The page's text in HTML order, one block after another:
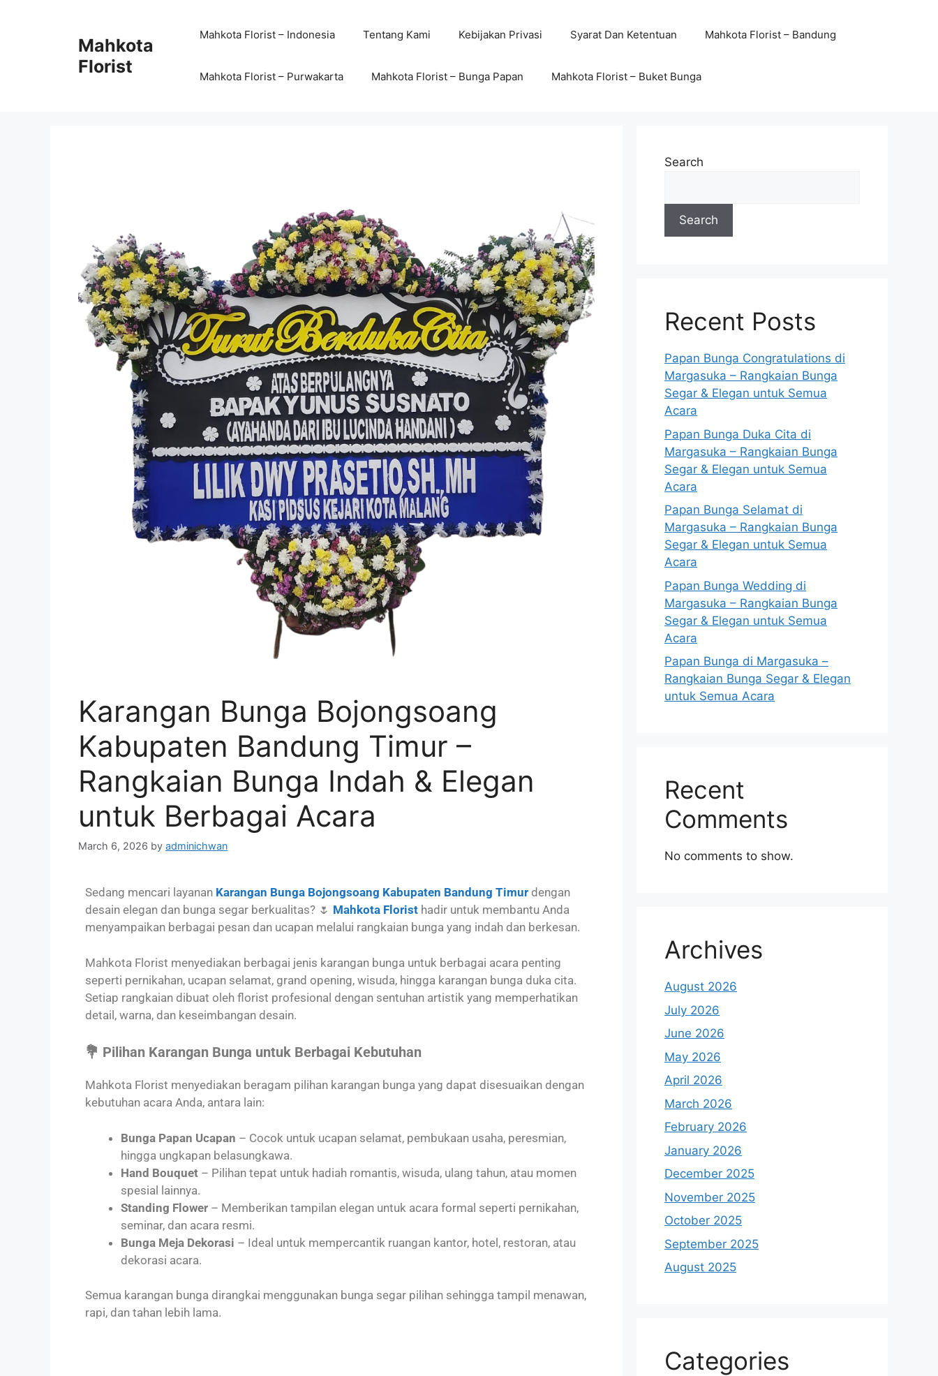
Mahkota
Florist
Mahkota Florist – Indonesia Tentang Kami Kebijakan Privasi Syarat Dan Ketentuan Mahkota Florist – Bandung
Mahkota Florist – Purwakarta Mahkota Florist – Bunga Papan Mahkota Florist – Buket Bunga
Karangan Bunga Bojongsoang
Kabupaten Bandung Timur –
Rangkaian Bunga Indah & Elegan
untuk Berbagai Acara
March 6, 2026 by adminichwan
Sedang mencari layanan Karangan Bunga Bojongsoang Kabupaten Bandung Timur dengan
desain elegan dan bunga segar berkualitas? 🌷 Mahkota Florist hadir untuk membantu Anda
menyampaikan berbagai pesan dan ucapan melalui rangkaian bunga yang indah dan berkesan.
Mahkota Florist menyediakan berbagai jenis karangan bunga untuk berbagai acara penting
seperti pernikahan, ucapan selamat, grand opening, wisuda, hingga karangan bunga duka cita.
Setiap rangkaian dibuat oleh florist profesional dengan sentuhan artistik yang memperhatikan
detail, warna, dan keseimbangan desain.
💐 Pilihan Karangan Bunga untuk Berbagai Kebutuhan
Mahkota Florist menyediakan beragam pilihan karangan bunga yang dapat disesuaikan dengan
kebutuhan acara Anda, antara lain:
Bunga Papan Ucapan – Cocok untuk ucapan selamat, pembukaan usaha, peresmian,
hingga ungkapan belasungkawa.
Hand Bouquet – Pilihan tepat untuk hadiah romantis, wisuda, ulang tahun, atau momen
spesial lainnya.
Standing Flower – Memberikan tampilan elegan untuk acara formal seperti pernikahan,
seminar, dan acara resmi.
Bunga Meja Dekorasi – Ideal untuk mempercantik ruangan kantor, hotel, restoran, atau
dekorasi acara.
Semua karangan bunga dirangkai menggunakan bunga segar pilihan sehingga tampil menawan,
rapi, dan tahan lebih lama.
Search
Search
Recent Posts
Papan Bunga Congratulations di
Margasuka – Rangkaian Bunga
Segar & Elegan untuk Semua
Acara
Papan Bunga Duka Cita di
Margasuka – Rangkaian Bunga
Segar & Elegan untuk Semua
Acara
Papan Bunga Selamat di
Margasuka – Rangkaian Bunga
Segar & Elegan untuk Semua
Acara
Papan Bunga Wedding di
Margasuka – Rangkaian Bunga
Segar & Elegan untuk Semua
Acara
Papan Bunga di Margasuka –
Rangkaian Bunga Segar & Elegan
untuk Semua Acara
Recent
Comments
No comments to show.
Archives
August 2026
July 2026
June 2026
May 2026
April 2026
March 2026
February 2026
January 2026
December 2025
November 2025
October 2025
September 2025
August 2025
Categories